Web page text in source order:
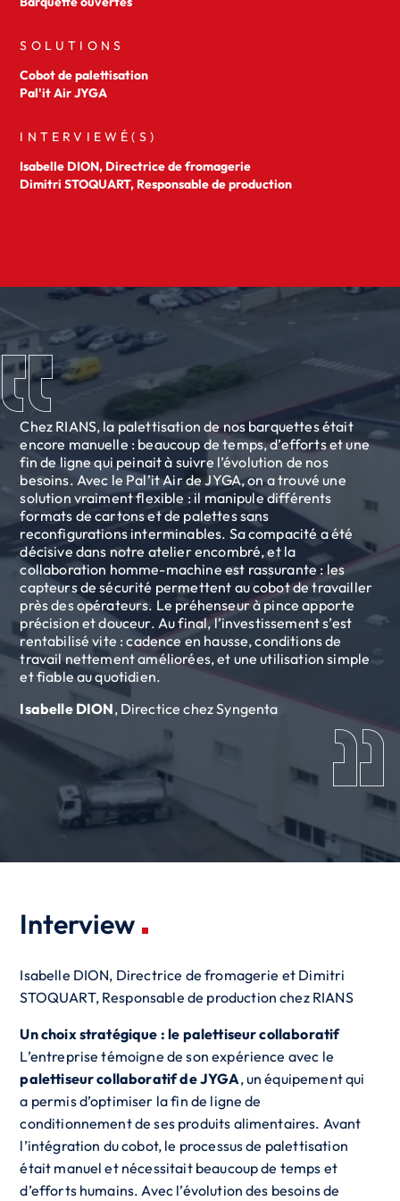
SOLUTIONS
Cobot de palettisation
Pal'it Air JYGA
INTERVIEWÉ(S)
Isabelle DION, Directrice de fromagerie
Dimitri STOQUART, Responsable de production
Chez RIANS, la palettisation de nos barquettes était
encore manuelle : beaucoup de temps, d’efforts et une
fin de ligne qui peinait à suivre l’évolution de nos
besoins. Avec le Pal’it Air de JYGA, on a trouvé une
solution vraiment flexible : il manipule différents
formats de cartons et de palettes sans
reconfigurations interminables. Sa compacité a été
décisive dans notre atelier encombré, et la
collaboration homme-machine est rassurante : les
capteurs de sécurité permettent au cobot de travailler
près des opérateurs. Le préhenseur à pince apporte
précision et douceur. Au final, l’investissement s’est
rentabilisé vite : cadence en hausse, conditions de
travail nettement améliorées, et une utilisation simple
et fiable au quotidien.
Isabelle DION, Directice chez Syngenta
Interview
Isabelle DION, Directrice de fromagerie et Dimitri
STOQUART, Responsable de production chez RIANS
Un choix stratégique : le palettiseur collaboratif
L’entreprise témoigne de son expérience avec le
palettiseur collaboratif de JYGA, un équipement qui
a permis d’optimiser la fin de ligne de
conditionnement de ses produits alimentaires. Avant
l’intégration du cobot, le processus de palettisation
était manuel et nécessitait beaucoup de temps et
d’efforts humains. Avec l’évolution des besoins de